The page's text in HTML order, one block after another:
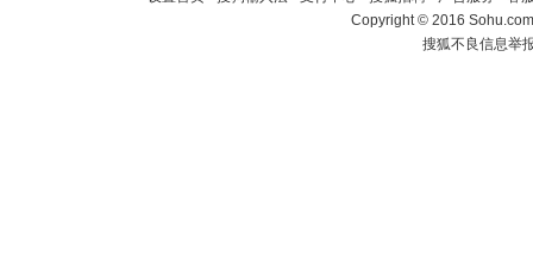
Copyright©2016
搜狐不良信息举